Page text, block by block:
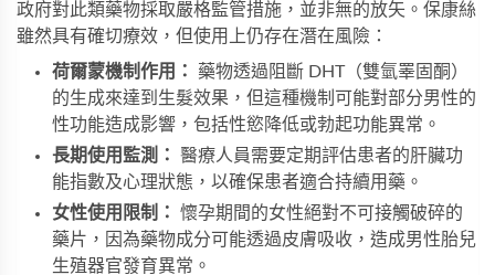
政府對此類藥物採取嚴格監管措施，並非無的放矢。保康絲
雖然具有確切療效，但使用上仍存在潛在風險：
荷爾蒙機制作用：
藥物透過阻斷 DHT（雙氫睪固酮）
的生成來達到生髮效果，但這種機制可能對部分男性的
性功能造成影響，包括性慾降低或勃起功能異常。
長期使用監測：
醫療人員需要定期評估患者的肝臟功
能指數及心理狀態，以確保患者適合持續用藥。
女性使用限制：
懷孕期間的女性絕對不可接觸破碎的
藥片，因為藥物成分可能透過皮膚吸收，造成男性胎兒
生殖器官發育異常。